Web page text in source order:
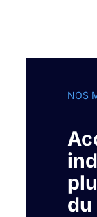
NOS
du